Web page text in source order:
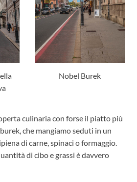
Nobel Burek
culinaria con forse il piatto più
che mangiamo seduti in un
di carne, spinaci o formaggio.
di cibo e grassi è davvero